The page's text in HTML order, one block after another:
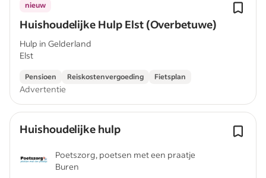
Huishoudelijke Hulp Elst (Overbetuwe)
nieuw
Hulp in Gelderland
Elst
Pensioen Reiskostenvergoeding Fietsplan
Advertentie
Huishoudelijke hulp
Poetszorg, poetsen met een praatje
Buren